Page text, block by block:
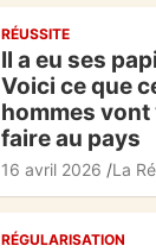
RÉUSSITE
Il a eu ses
Voici ce que
hommes
faire au pays
16 avril 2026 La
RÉGULARISATION